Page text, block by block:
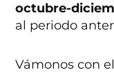
octubre-
al periodo
Vámonos con